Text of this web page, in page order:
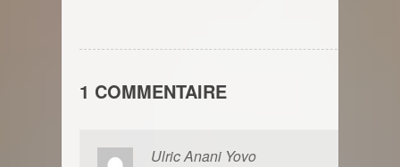
1 COMMENTAIRE
Ulric Anani Yovo